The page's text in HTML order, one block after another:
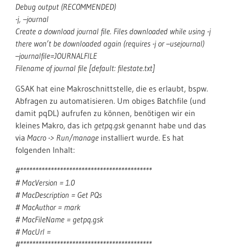
Debug output (RECOMMENDED)
-j, –journal
Create a download journal file. Files downloaded while using -j
there won’t be downloaded again (requires -j or –usejournal)
–journalfile=JOURNALFILE
Filename of journal file [default: filestate.txt]
GSAK hat eine Makroschnittstelle, die es erlaubt, bspw.
Abfragen zu automatisieren. Um obiges Batchfile (und
damit pqDL) aufrufen zu können, benötigen wir ein
kleines Makro, das ich getpq.gskgenannt habe und das
via Macro -> Run/manage installiert wurde. Es hat
folgenden Inhalt:
#*******************************************
# MacVersion = 1.0
# MacDescription = Get PQs
# MacAuthor = mark
# MacFileName = getpq.gsk
# MacUrl =
#*******************************************